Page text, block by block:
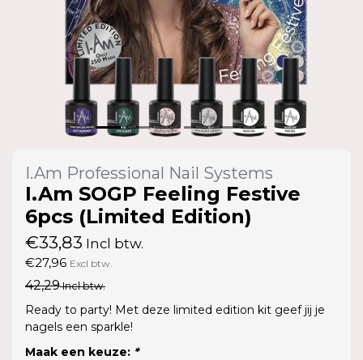
I.Am Professional Nail Systems
I.Am SOGP Feeling Festive
6pcs (Limited Edition)
€33,83 Incl btw.
€27,96 Excl btw.
42,29Incl btw.
Ready to party! Met deze limited edition kit geef jij je
nagels een sparkle!
Maak een keuze: *